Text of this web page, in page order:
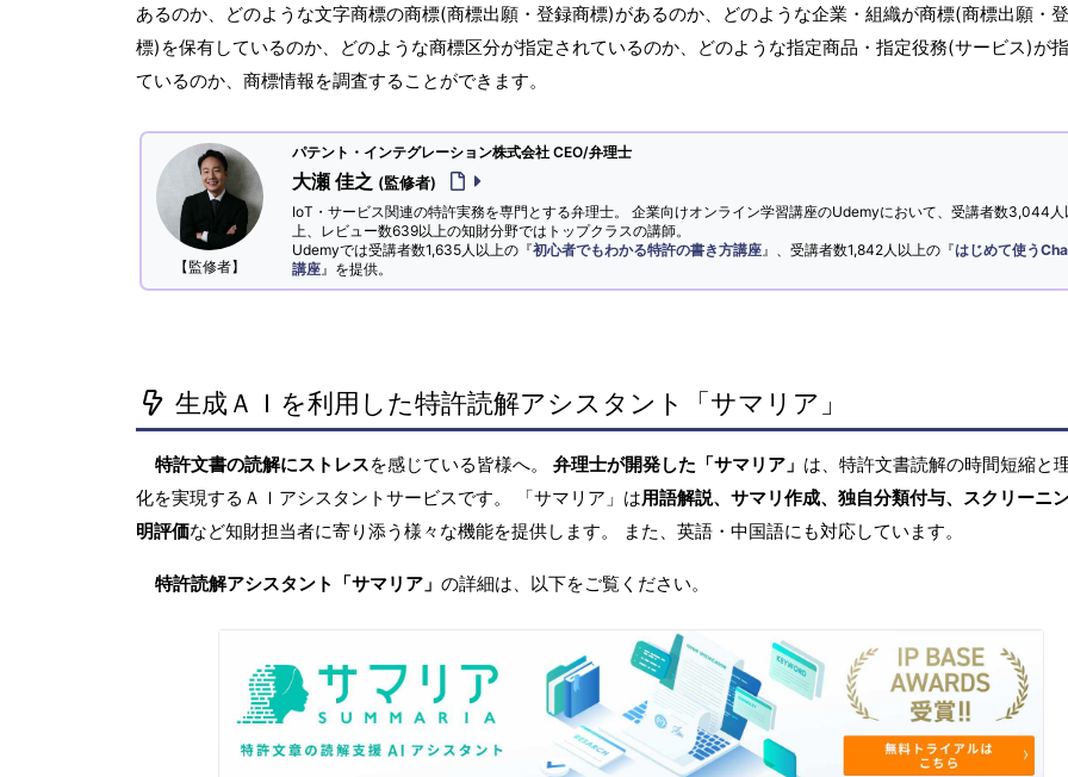
あるのか、どのような文字商標の商標(商標出願・登録商標)があるのか、どのような企業・組織が商標(商標出願・
標)を保有しているのか、どのような商標区分が指定されているのか、どのような指定商品・指定役務(サービス)が
ているのか、商標情報を調査することができます。
【監修者】
パテント・インテグレーション株式会社 CEO/弁理士
大瀬 佳之 (監修者)
IoT・サービス関連の特許実務を専門とする弁理士。 企業向けオンライン学習講座のUdemyにおいて、受講者数3,044人
上、レビュー数639以上の知財分野ではトップクラスの講師。
Udemyでは受講者数1,635人以上の『初心者でもわかる特許の書き方講座 』、受講者数1,842人以上の『はじめて使う
講座 』を提供。
生成ＡＩを利用した特許読解アシスタント「サマリア」
特許文書の読解にストレスを感じている皆様へ。 弁理士が開発した「サマリア」 は、特許文書読解の時間短縮と
化を実現するＡＩアシスタントサービスです。 「サマリア」は用語解説、サマリ作成、独自分類付与、スクリーニ
明評価など知財担当者に寄り添う様々な機能を提供します。 また、英語・中国語にも対応しています。
特許読解アシスタント「サマリア」 の詳細は、以下をご覧ください。